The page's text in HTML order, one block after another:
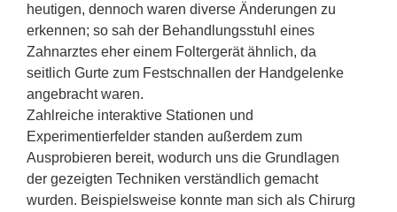
heutigen, dennoch waren diverse Änderungen zu
erkennen; so sah der Behandlungsstuhl eines
Zahnarztes eher einem Foltergerät ähnlich, da
seitlich Gurte zum Festschnallen der Handgelenke
angebracht waren.
Zahlreiche interaktive Stationen und
Experimentierfelder standen außerdem zum
Ausprobieren bereit, wodurch uns die Grundlagen
der gezeigten Techniken verständlich gemacht
wurden. Beispielsweise konnte man sich als Chirurg